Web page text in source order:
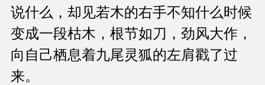
说什么，却见若木的右手不知什么时候
变成一段枯木，根节如刀，劲风大作，
向自己栖息着九尾灵狐的左肩戳了过
来。